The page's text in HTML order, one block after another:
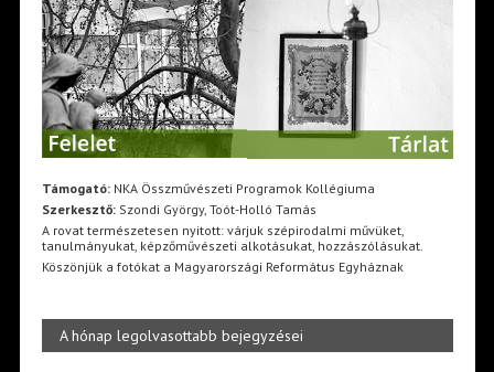
Támogató:NKA Összművészeti Programok Kollégiuma
Szerkesztő:Szondi György, Toót-Holló Tamás
A rovat természetesen nyitott: várjuk szépirodalmi művüket,
tanulmányukat, képzőművészeti alkotásukat, hozzászólásukat.
Köszönjük a fotókat a Magyarországi Református Egyháznak
A hónap legolvasottabb bejegyzései